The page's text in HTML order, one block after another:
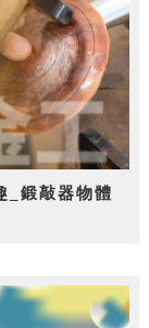
鍛敲器物體